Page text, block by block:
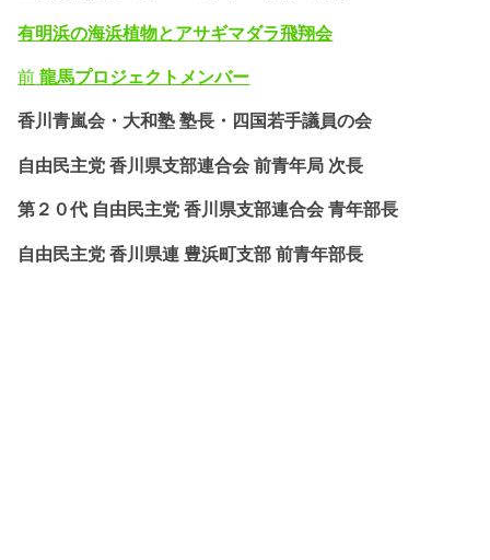
有明浜の海浜植物とアサギマダラ飛翔会
前 龍馬プロジェクトメンバー
香川青嵐会・ 大和塾 塾長・四国若手議員の会
自由民主党 香川県支部連合会 前青年局 次長
第２０代 自由民主党 香川県支部連合会 青年部長
自由民主党 香川県連 豊浜町支部 前青年部長